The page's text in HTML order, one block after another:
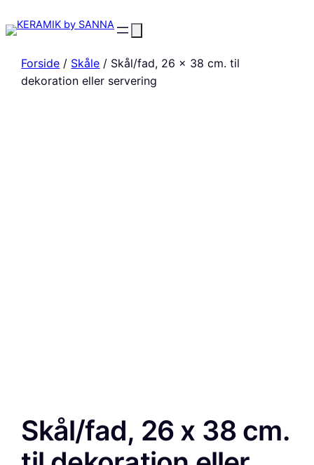
Forside / Skåle / Skål/fad, 26 x 38 cm. til
dekoration eller servering
Skål/fad, 26 x 38 cm.